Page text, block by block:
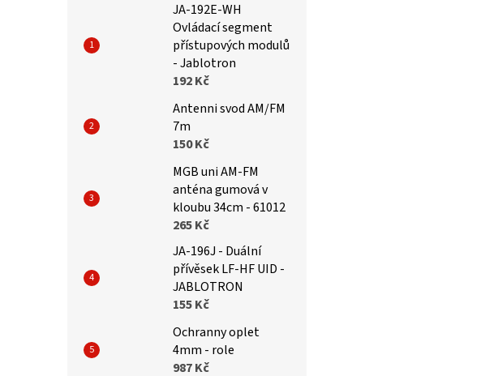
JA-192E-WH
Ovládací segment
přístupových modulů
- Jablotron
192 Kč
Antenni svod AM/FM
7m
150 Kč
MGB uni AM-FM
anténa gumová v
kloubu 34cm - 61012
265 Kč
JA-196J - Duální
přívěsek LF-HF UID -
JABLOTRON
155 Kč
Ochranny oplet
4mm - role
987 Kč